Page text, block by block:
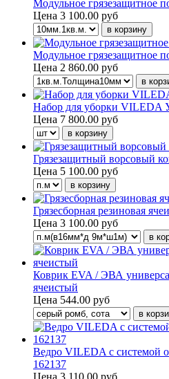
Модульное грязезащитное
Цена 3 100.00 руб
Модульное грязезащитное
Цена 2 860.00 руб
Набор для уборки VILEDA
Цена 7 800.00 руб
Грязезащитный ворсовый
Цена 5 100.00 руб
Грязесборная резиновая
Цена 3 100.00 руб
Коврик EVA / ЭВА
ячеистый
Цена 544.00 руб
Ведро VILEDA с системой
162137
Цена 3 110.00 руб